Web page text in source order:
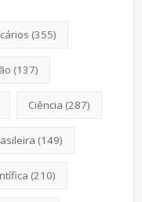
(355)
(137)
Ciência (287)
(149)
(210)